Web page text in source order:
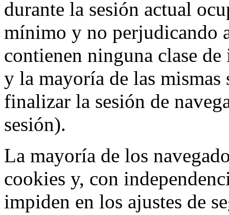
durante la sesión actual
mínimo y no perjudicando
contienen ninguna clase
y la mayoría de las
finalizar la sesión de
sesión).
La mayoría de los
cookies y, con
impiden en los ajustes de